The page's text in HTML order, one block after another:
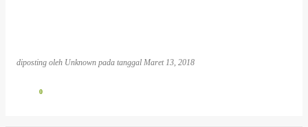
diposting oleh Unknown pada tanggal Maret 13, 2018
0